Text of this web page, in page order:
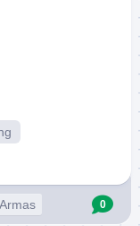
Armas 0